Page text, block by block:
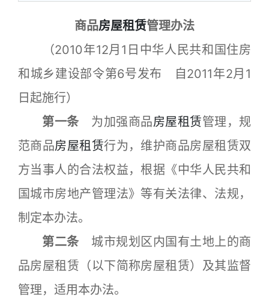
商品房屋租赁管理办法
（2010年12月1日中华人民共和国住房
和城乡建设部令第6号发布 自2011年2月1
日起施行）
第一条 为加强商品房屋租赁管理，规
范商品房屋租赁行为，维护商品房屋租赁双
方当事人的合法权益，根据《中华人民共和
国城市房地产管理法》等有关法律、法规，
制定本办法。
第二条 城市规划区内国有土地上的商
品房屋租赁（以下简称房屋租赁）及其监督
管理，适用本办法。